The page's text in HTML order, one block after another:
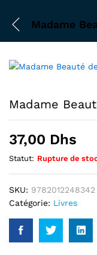
Madame
37,00 Dhs
Statut: Rupture de
SKU: 9782012248342
Catégorie: Livres